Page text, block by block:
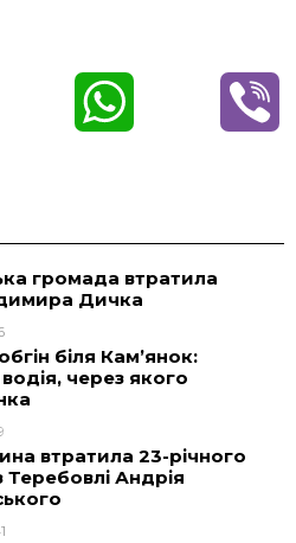
t
p
громада втратила
Дичка
біля Кам’янок:
через якого
втратила 23-річного
Теребовлі Андрія